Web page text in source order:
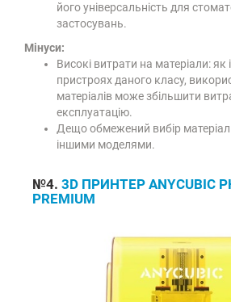
його універсальність для
застосувань.
Мінуси:
Високі витрати на матеріали: як
пристроях даного класу,
матеріалів може збільшити
експлуатацію.
Дещо обмежений вибір
іншими моделями.
№4. 3D ПРИНТЕР ANYCUBIC
PREMIUM